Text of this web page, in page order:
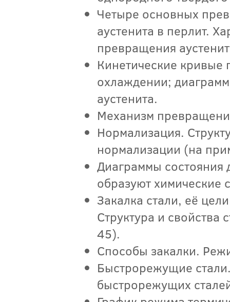
Четыре основных
аустенита в перлит.
превращения
Кинетические кривые
охлаждении;
аустенита.
Механизм
Нормализация.
нормализации (на
Диаграммы состояния
образуют химические
Закалка стали, её
Структура и свойства
45).
Способы закалки.
Быстрорежущие
быстрорежущих